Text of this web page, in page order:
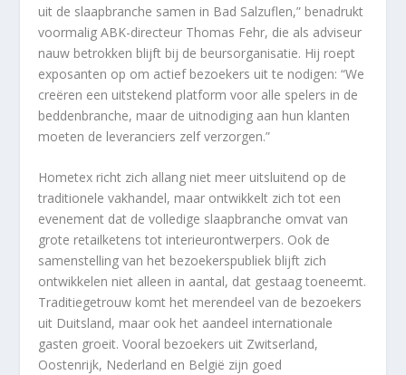
uit de slaapbranche samen in Bad Salzuflen,” benadrukt
voormalig ABK-directeur Thomas Fehr, die als adviseur
nauw betrokken blijft bij de beursorganisatie. Hij roept
exposanten op om actief bezoekers uit te nodigen: “We
creëren een uitstekend platform voor alle spelers in de
beddenbranche, maar de uitnodiging aan hun klanten
moeten de leveranciers zelf verzorgen.”
Hometex richt zich allang niet meer uitsluitend op de
traditionele vakhandel, maar ontwikkelt zich tot een
evenement dat de volledige slaapbranche omvat van
grote retailketens tot interieurontwerpers. Ook de
samenstelling van het bezoekerspubliek blijft zich
ontwikkelen niet alleen in aantal, dat gestaag toeneemt.
Traditiegetrouw komt het merendeel van de bezoekers
uit Duitsland, maar ook het aandeel internationale
gasten groeit. Vooral bezoekers uit Zwitserland,
Oostenrijk, Nederland en België zijn goed